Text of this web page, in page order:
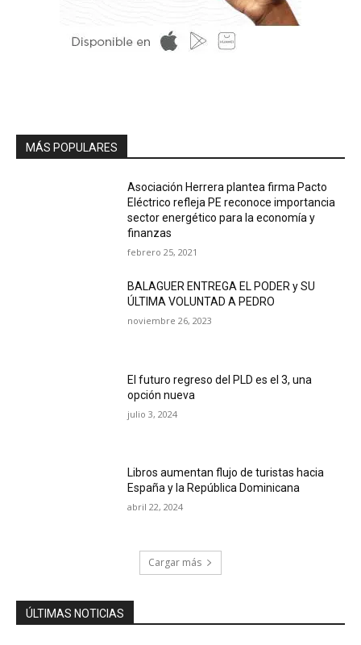
MÁS POPULARES
Asociación Herrera plantea firma Pacto
Eléctrico refleja PE reconoce importancia
sector energético para la economía y
finanzas
febrero 25, 2021
BALAGUER ENTREGA EL PODER y SU
ÚLTIMA VOLUNTAD A PEDRO
noviembre 26, 2023
El futuro regreso del PLD es el 3, una
opción nueva
julio 3, 2024
Libros aumentan flujo de turistas hacia
España y la República Dominicana
abril 22, 2024
Cargar más
ÚLTIMAS NOTICIAS